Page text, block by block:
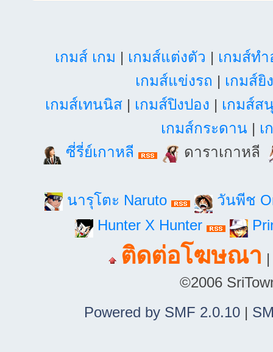
เกมส์ เกม | เกมส์แต่งตัว | เกมส์ท
เกมส์แข่งรถ | เกมส์ยิ
เกมส์เทนนิส| เกมส์ปิงปอง | เกมส์ส
เกมส์กระดาน | เ
ซี่รี่ย์เกาหลี
ดาราเกาหลี
นารุโตะ Naruto
วันพีช
Hunter X Hunter
ติดต่อโฆษณา
©2006
Powered by SMF 2.0.10|